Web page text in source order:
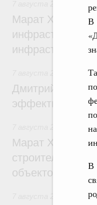
В
В
Марат
Дмитрий
эффективность
Марат
строительство
объектов